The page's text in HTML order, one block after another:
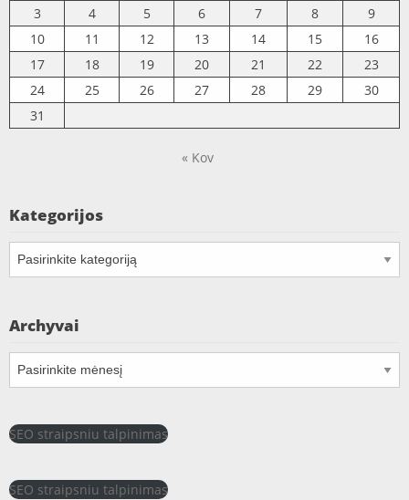
3
4 5 6 7 8
9
10
11 12 13 14 15
16
17
18 19 20 21 22
23
24
25 26 27 28 29
30
31
« Kov
Kategorijos
Kategorijos
Archyvai
Archyvai
SEO straipsniu talpinimas
SEO straipsniu talpinimas